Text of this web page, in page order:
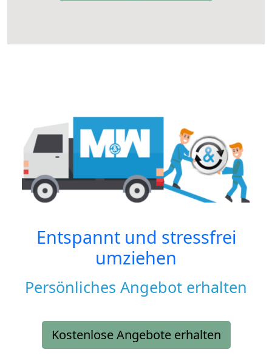
Entspannt und stressfrei
umziehen
Persönliches Angebot erhalten
Kostenlose Angebote erhalten